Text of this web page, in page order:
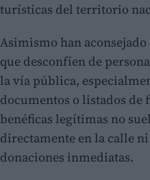
turísticas del territorio
Asimismo han
que desconfíen de
la vía pública,
documentos o listados de
benéficas legítimas no
directamente en la calle
donaciones inmediatas.